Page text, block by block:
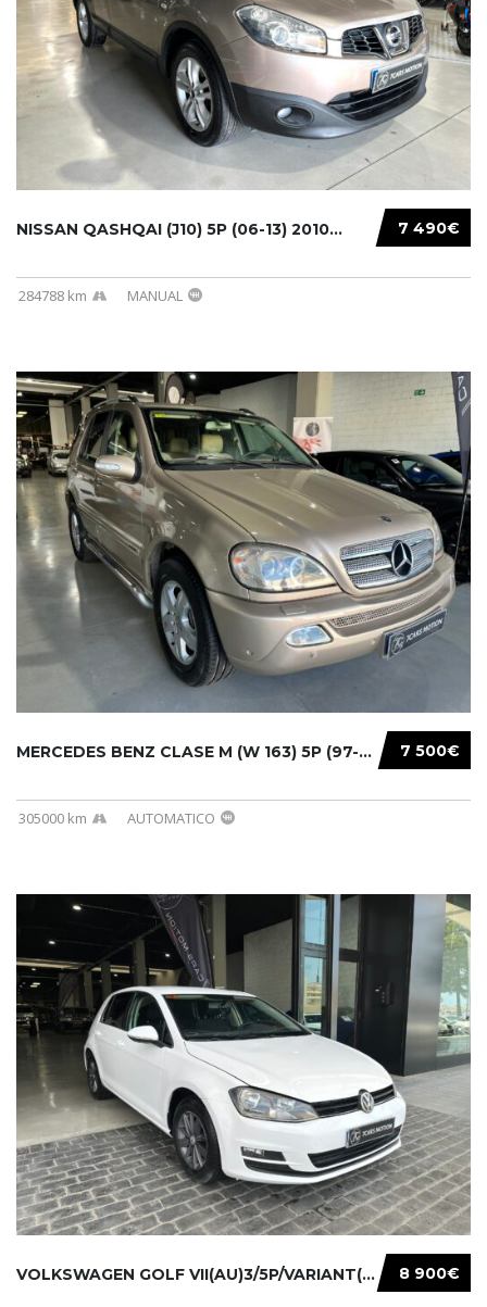
7 490€
NISSAN QASHQAI (J10) 5P (06-13) 2010...
284788 km MANUAL
7 500€
MERCEDES BENZ CLASE M (W 163) 5P (97-05) 200...
305000 km AUTOMATICO
8 900€
VOLKSWAGEN GOLF VII(AU)3/5P/VARIANT(12-16 20...